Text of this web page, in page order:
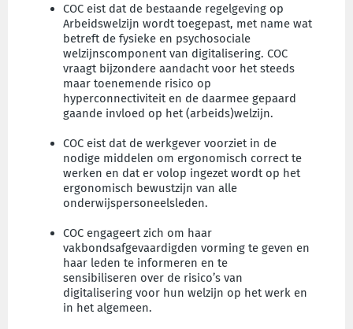
COC eist dat de bestaande regelgeving op
Arbeidswelzijn wordt toegepast, met name wat
betreft de fysieke en psychosociale
welzijnscomponent van digitalisering. COC
vraagt bijzondere aandacht voor het steeds
maar toenemende risico op
hyperconnectiviteit en de daarmee gepaard
gaande invloed op het (arbeids)welzijn.
COC eist dat de werkgever voorziet in de
nodige middelen om ergonomisch correct te
werken en dat er volop ingezet wordt op het
ergonomisch bewustzijn van alle
onderwijspersoneelsleden.
COC engageert zich om haar
vakbondsafgevaardigden vorming te geven en
haar leden te informeren en te
sensibiliseren over de risico’s van
digitalisering voor hun welzijn op het werk en
in het algemeen.